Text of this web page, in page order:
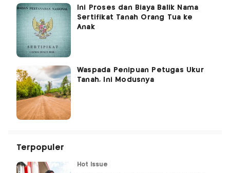
Ini Proses dan Biaya Balik Nama
Sertifikat Tanah Orang Tua ke
Anak
Waspada Penipuan Petugas Ukur
Tanah, Ini Modusnya
Terpopuler
Hot Issue